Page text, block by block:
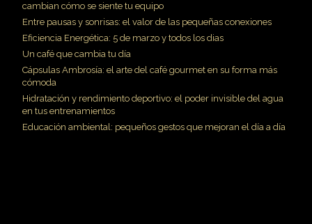
cambian cómo se siente tu equipo
Entre pausas y sonrisas: el valor de las pequeñas conexiones
Eficiencia Energética: 5 de marzo y todos los dias
Un café que cambia tu día
Cápsulas Ambrosía: el arte del café gourmet en su forma más
cómoda
Hidratación y rendimiento deportivo: el poder invisible del agua
en tus entrenamientos
Educación ambiental: pequeños gestos que mejoran el día a día